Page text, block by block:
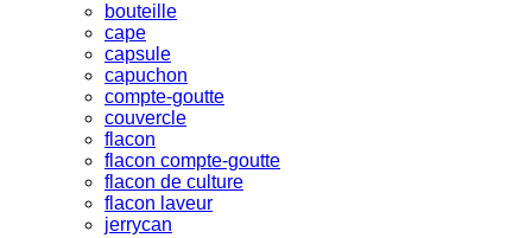
bouteille
cape
capsule
capuchon
compte-goutte
couvercle
flacon
flacon compte-goutte
flacon de culture
flacon laveur
jerrycan